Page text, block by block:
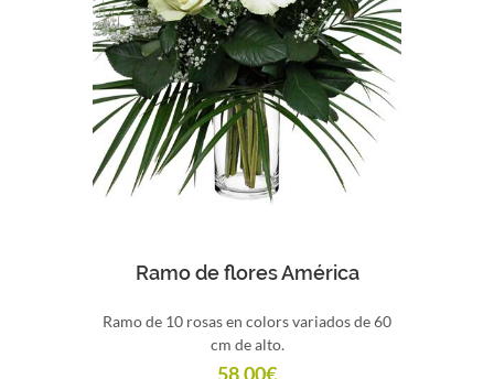
Comprar
Ramo de flores América
Ramo de 10 rosas en colors variados de 60
cm de alto.
58,00€